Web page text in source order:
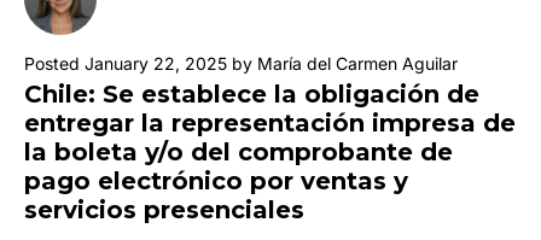
Posted January 22, 2025 by María del Carmen Aguilar
Chile: Se establece la obligación de
entregar la representación impresa de
la boleta y/o del comprobante de
pago electrónico por ventas y
servicios presenciales